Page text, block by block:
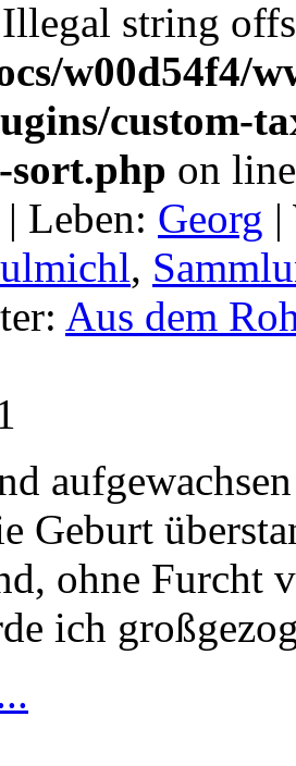
string
w00d54f4/
custom-
sort.php on
| Leben: Georg |
,
Aus dem
Geburt
ohne Furcht
ich